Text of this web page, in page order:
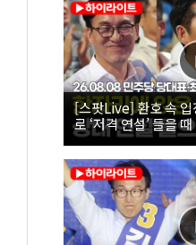
[스팟Live] 환호 속 입
로 ‘저격 연설’ 들을
26.08.08 더불어민주
보 인천 합동연설회